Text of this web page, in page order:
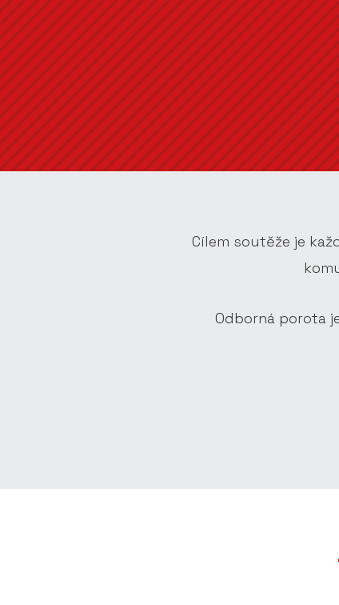
Cílem soutěže je
Odborná porota